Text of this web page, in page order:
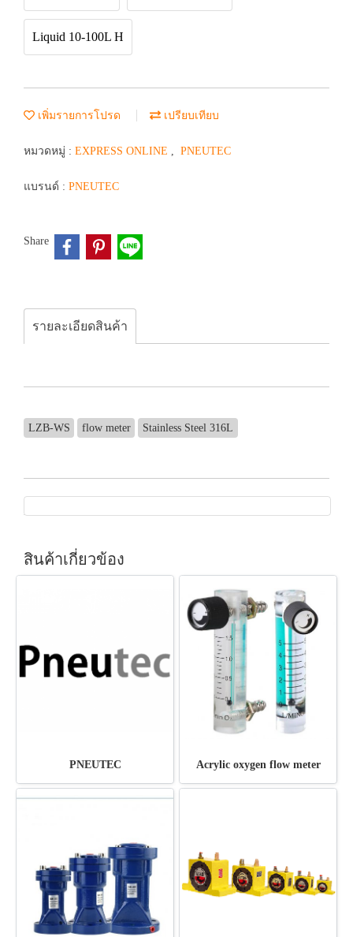
Liquid 10-100L H
เพิ่มรายการโปรด เปรียบเทียบ
หมวดหมู่ : EXPRESS ONLINE , PNEUTEC
แบรนด์ : PNEUTEC
Share
รายละเอียดสินค้า
LZB-WS flow meter Stainless Steel 316L
สินค้าเกี่ยวข้อง
PNEUTEC Acrylic oxygen flow meter